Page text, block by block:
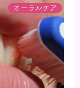
髪がチリチリ
人もいるでし
出てくる40代
があります。
に乱れていき
オーラルケア